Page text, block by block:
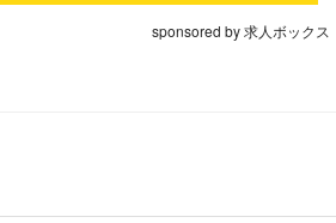
sponsored by 求人ボックス